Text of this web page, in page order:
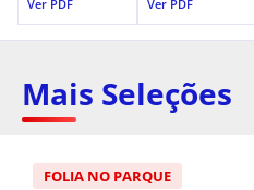
Ver PDF
Ver PDF
Mais Seleções
FOLIA NO PARQUE